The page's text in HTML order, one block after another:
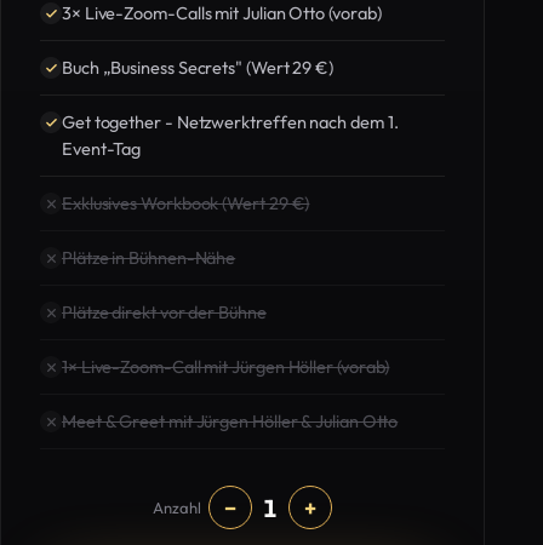
3× Live-Zoom-Calls mit Julian Otto (vorab)
Buch „Business Secrets" (Wert 29 €)
Get together - Netzwerktreffen nach dem 1.
Event-Tag
Exklusives Workbook (Wert 29 €)
Plätze in Bühnen-Nähe
Plätze direkt vor der Bühne
1× Live-Zoom-Call mit Jürgen Höller (vorab)
Meet & Greet mit Jürgen Höller & Julian Otto
Anzahl − 1 +